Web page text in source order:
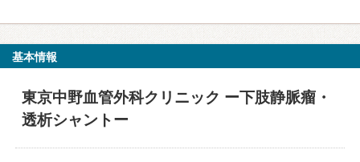
基本情報
東京中野血管外科クリニック ー下肢静脈瘤・
透析シャントー